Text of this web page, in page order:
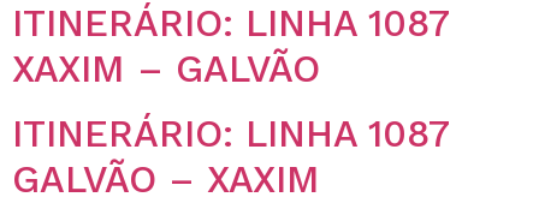
ITINERÁRIO: LINHA 1087
XAXIM – GALVÃO
ITINERÁRIO: LINHA 1087
GALVÃO – XAXIM